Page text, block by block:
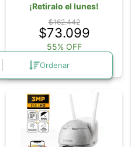
Ordenar
¡Retiralo el lunes!
$162.442
$73.099
55% OFF
DESDE 6 CUOTAS SIN INTERÉS